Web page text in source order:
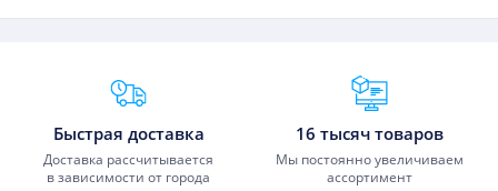
Преимущества Fixmobile
Быстрая доставка
Доставка рассчитывается
в зависимости от города
16 тысяч товаров
Мы постоянно увеличиваем
ассортимент